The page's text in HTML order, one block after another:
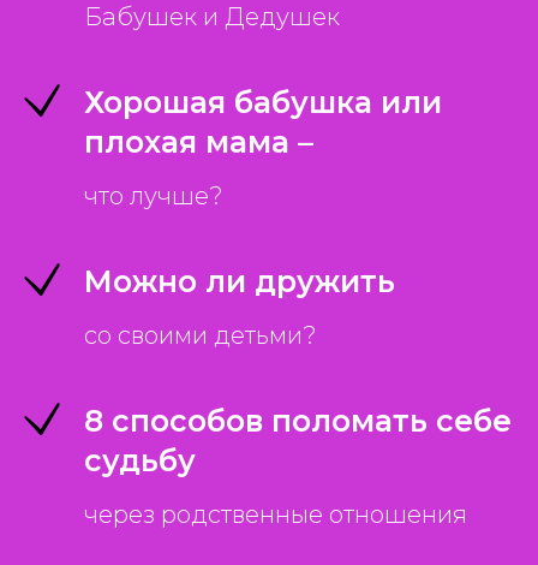
Бабушек и Дедушек
Хорошая бабушка или
плохая мама –
что лучше?
Можно ли дружить
со своими детьми?
8 способов поломать себе
судьбу
через родственные отношения